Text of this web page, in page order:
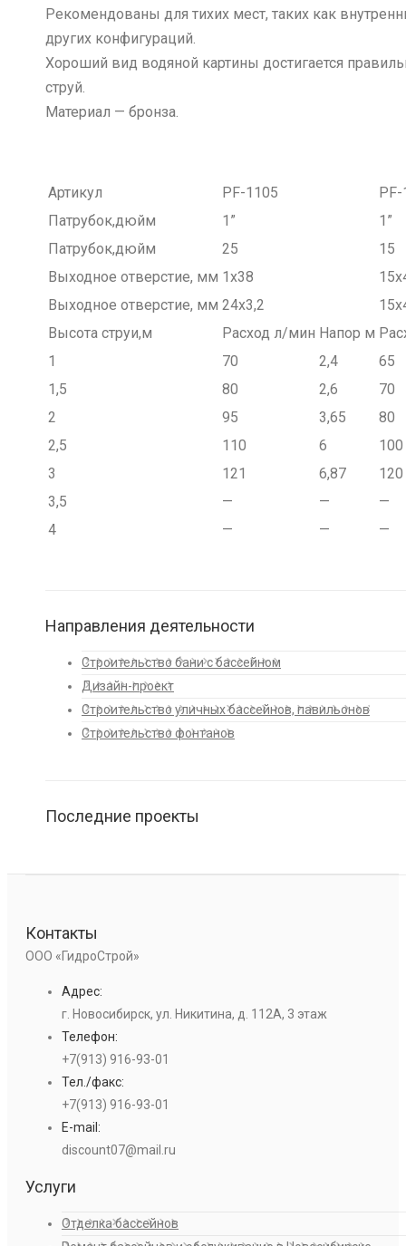
Рекомендованы для тихих мест, таких как
других конфигураций.
Хороший вид водяной картины достигается
струй.
Материал — бронза.
Артикул PF-1105
Патрубок,дюйм
1”
1”
Патрубок,дюйм
25
15
Выходное отверстие, мм 1х38
Выходное отверстие, мм 24х3,2
Высота струи,м
Расход л/мин Напор м
1
70 2,4
65
1,5
80 2,6
70
2
95 3,65
80
2,5
110 6
100
3
121 6,87
120
3,5
— —
—
4
— — —
Направления деятельности
Строительство бани с бассейном
Дизайн-проект
Строительство уличных бассейнов, павильонов
Строительство фонтанов
Последние проекты
Контакты
ООО «ГидроСтрой»
Адрес:
г. Новосибирск, ул. Никитина, д. 112А, 3 этаж
Телефон:
+7(913) 916-93-01
Тел./факс:
+7(913) 916-93-01
E-mail:
discount07@mail.ru
Услуги
Отделка бассейнов